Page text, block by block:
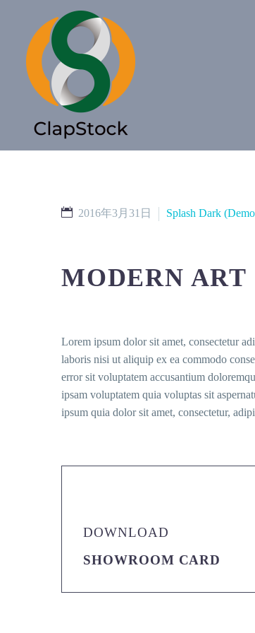
2016年3月31日 Splash Dark
MODERN ART
Lorem ipsum dolor sit amet, consectetur
laboris nisi ut aliquip ex ea commodo
error sit voluptatem accusantium
ipsam voluptatem quia voluptas sit
ipsum quia dolor sit amet, consectetur,
DOWNLOAD
SHOWROOM CARD